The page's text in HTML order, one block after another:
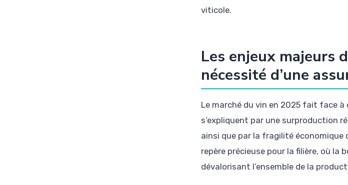
viticole.
Les enjeux majeurs
nécessité d’une
Le marché du vin en 2025 fait face
s’expliquent par une surproduction
ainsi que par la fragilité économique
repère précieuse pour la filière, où la
dévalorisant l’ensemble de la